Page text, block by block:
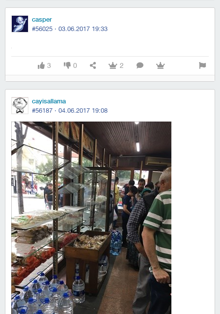
casper
#56025 · 03.06.2017 19:33
3 0 2
cayisallama
#56187 · 04.06.2017 19:08